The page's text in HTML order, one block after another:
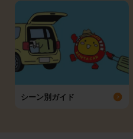
シーン別ガイド